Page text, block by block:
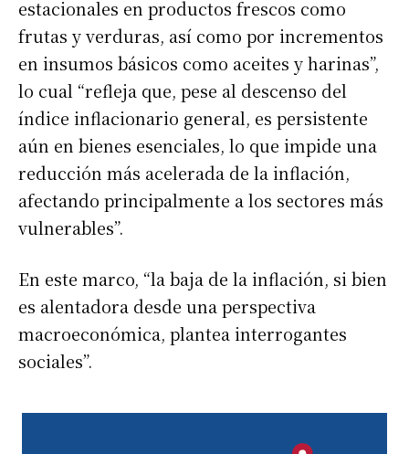
estacionales en productos frescos como
frutas y verduras, así como por incrementos
en insumos básicos como aceites y harinas”,
lo cual “refleja que, pese al descenso del
índice inflacionario general, es persistente
aún en bienes esenciales, lo que impide una
reducción más acelerada de la inflación,
afectando principalmente a los sectores más
vulnerables”.
En este marco, “la baja de la inflación, si bien
es alentadora desde una perspectiva
macroeconómica, plantea interrogantes
sociales”.